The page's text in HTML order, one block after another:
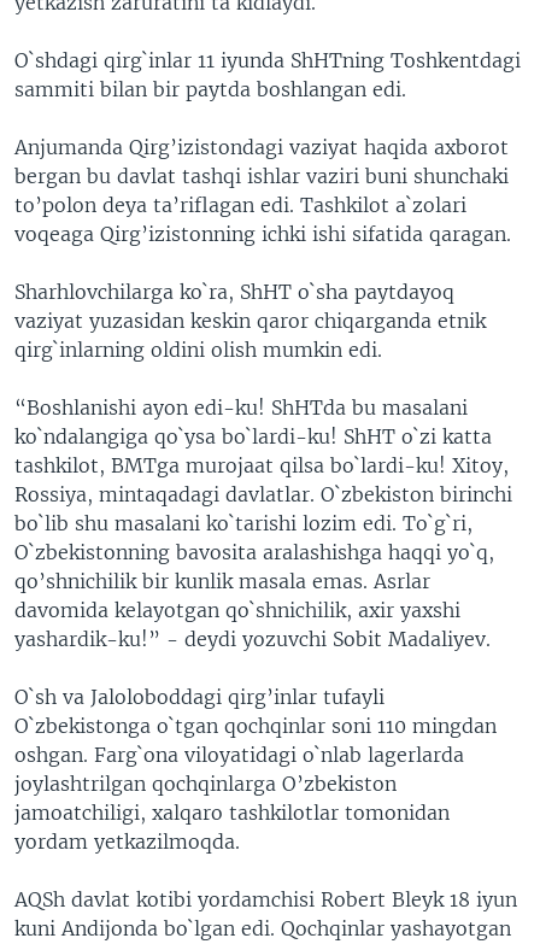
O`shdagi qirg`inlar 11 iyunda ShHTning Toshkentdagi
sammiti bilan bir paytda boshlangan edi.
Anjumanda Qirg’izistondagi vaziyat haqida axborot
bergan bu davlat tashqi ishlar vaziri buni shunchaki
to’polon deya ta’riflagan edi. Tashkilot a`zolari
voqeaga Qirg’izistonning ichki ishi sifatida qaragan.
Sharhlovchilarga ko`ra, ShHT o`sha paytdayoq
vaziyat yuzasidan keskin qaror chiqarganda etnik
qirg`inlarning oldini olish mumkin edi.
“Boshlanishi ayon edi-ku! ShHTda bu masalani
ko`ndalangiga qo`ysa bo`lardi-ku! ShHT o`zi katta
tashkilot, BMTga murojaat qilsa bo`lardi-ku! Xitoy,
Rossiya, mintaqadagi davlatlar. O`zbekiston birinchi
bo`lib shu masalani ko`tarishi lozim edi. To`g`ri,
O`zbekistonning bavosita aralashishga haqqi yo`q,
qo’shnichilik bir kunlik masala emas. Asrlar
davomida kelayotgan qo`shnichilik, axir yaxshi
yashardik-ku!” - deydi yozuvchi Sobit Madaliyev.
O`sh va Jaloloboddagi qirg’inlar tufayli
O`zbekistonga o`tgan qochqinlar soni 110 mingdan
oshgan. Farg`ona viloyatidagi o`nlab lagerlarda
joylashtrilgan qochqinlarga O’zbekiston
jamoatchiligi, xalqaro tashkilotlar tomonidan
yordam yetkazilmoqda.
AQSh davlat kotibi yordamchisi Robert Bleyk 18 iyun
kuni Andijonda bo`lgan edi. Qochqinlar yashayotgan